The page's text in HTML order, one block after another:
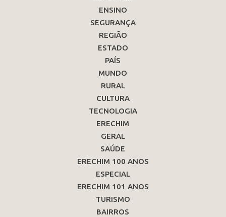
ENSINO
SEGURANÇA
REGIÃO
ESTADO
PAÍS
MUNDO
RURAL
CULTURA
TECNOLOGIA
ERECHIM
GERAL
SAÚDE
ERECHIM 100 ANOS
ESPECIAL
ERECHIM 101 ANOS
TURISMO
BAIRROS